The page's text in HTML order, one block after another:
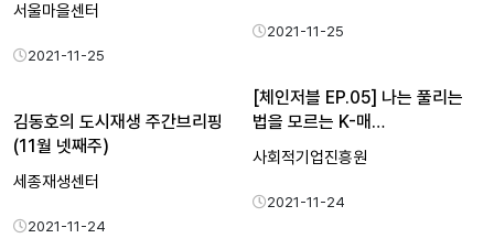
2021-11-25
서울마을센터
2021-11-25
[체인저블 EP.05] 나는 풀리는
법을 모르는 K-매…
사회적기업진흥원
2021-11-24
김동호의 도시재생 주간브리핑
(11월 넷째주)
세종재생센터
2021-11-24